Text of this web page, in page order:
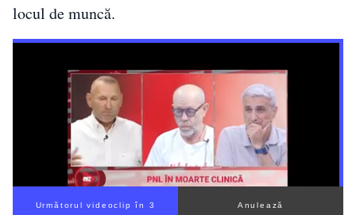
locul de muncă.
Următorul videoclip în 2 Anulează